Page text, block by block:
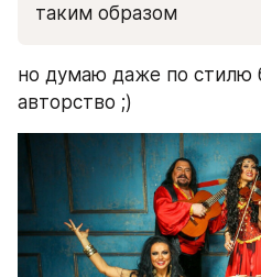
таким образом
но думаю даже по стилю
авторство ;)